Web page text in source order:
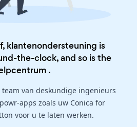
klantenondersteuning is
the-clock, and so is the
.
van deskundige ingenieurs
apps zoals uw Conica for
voor u te laten werken.